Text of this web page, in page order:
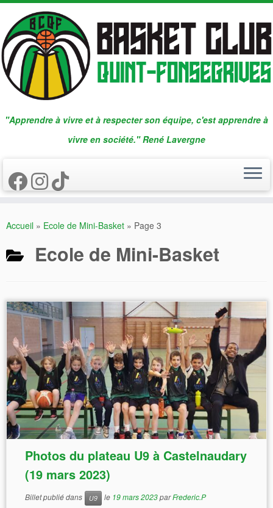
Passer
contenu
"Apprendre à vivre et à respecter son équipe, c'est apprendre à
vivre en société." René Lavergne
Accueil » Ecole de Mini-Basket » Page 3
Ecole de Mini-Basket
Photos du plateau U9 à Castelnaudary
(19 mars 2023)
Billet publié dans U9 le 19 mars 2023parFrederic.P